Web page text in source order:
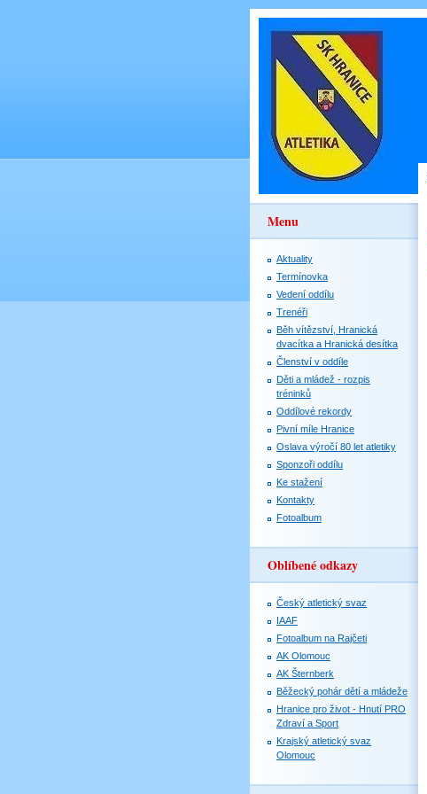
Menu
Aktuality
Termínovka
Vedení oddílu
Trenéři
Běh vítězství, Hranická
dvacítka a Hranická desítka
Členství v oddíle
Děti a mládež - rozpis
tréninků
Oddílové rekordy
Pivní míle Hranice
Oslava výročí 80 let atletiky
Sponzoři oddílu
Ke stažení
Kontakty
Fotoalbum
Oblíbené odkazy
Český atletický svaz
IAAF
Fotoalbum na Rajčeti
AK Olomouc
AK Šternberk
Běžecký pohár dětí a mládeže
Hranice pro život - Hnutí PRO
Zdraví a Sport
Krajský atletický svaz
Olomouc